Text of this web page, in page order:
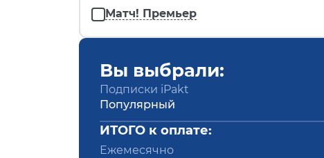
Матч! Премьер
Вы выбрали:
Подписки iPakt
Популярный
ИТОГО к оплате:
Ежемесячно